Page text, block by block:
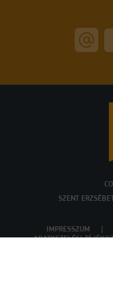
SZENT
IMPRESSZUM
ADATKEZELÉSI